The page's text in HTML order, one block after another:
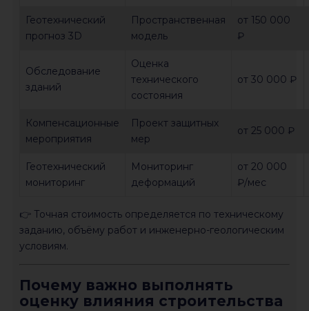
Геотехнический
прогноз 3D
Пространственная
модель
от 150 000
₽
Обследование
зданий
Оценка
технического
состояния
от 30 000 ₽
Компенсационные
мероприятия
Проект защитных
мер
от 25 000 ₽
Геотехнический
мониторинг
Мониторинг
деформаций
от 20 000
₽/мес
👉 Точная стоимость определяется по техническому
заданию, объёму работ и инженерно-геологическим
условиям.
Почему важно выполнять
оценку влияния строительства